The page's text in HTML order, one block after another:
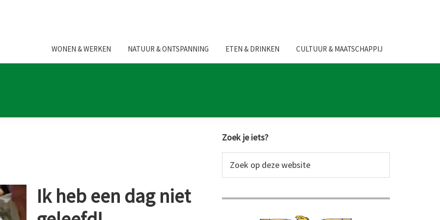
WONEN & WERKEN NATUUR & ONTSPANNING ETEN & DRINKEN CULTUUR & MAATSCHAPPIJ
Ik heb een dag niet
Primaire
Sidebar
Zoek je iets?
op
website